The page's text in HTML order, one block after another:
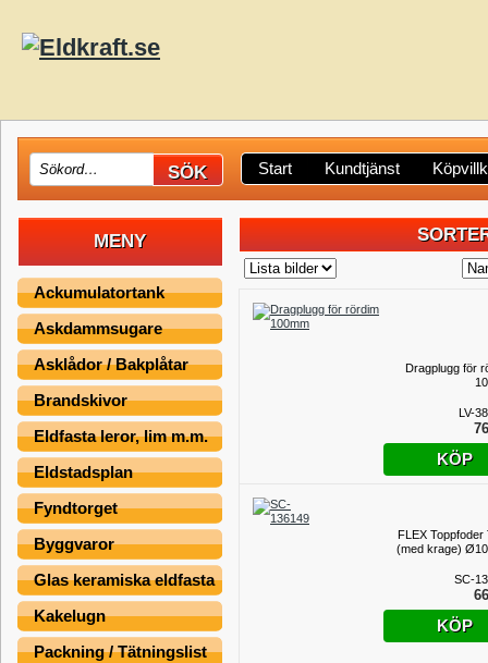
Start Kundtjänst
MENY
Ackumulatortank
Askdammsugare
Asklådor / Bakplåtar
Brandskivor
Eldfasta leror, lim m.m.
Eldstadsplan
Fyndtorget
Byggvaror
Glas keramiska eldfasta
Kakelugn
Packning / Tätningslist
Dragplugg för
LV-
KÖP
FLEX Toppfoder
(med krage)
SC-
KÖP